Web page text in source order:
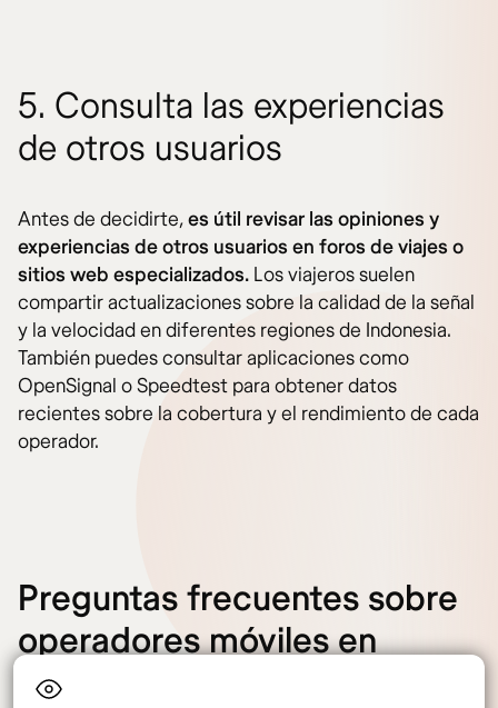
5. Consulta las experiencias
de otros usuarios
Antes de decidirte,es útil revisar las opiniones y
experiencias de otros usuarios en foros de viajes o
sitios web especializados. Los viajeros suelen
compartir actualizaciones sobre la calidad de la señal
y la velocidad en diferentes regiones de Indonesia.
También puedes consultar aplicaciones como
OpenSignal o Speedtest para obtener datos
recientes sobre la cobertura y el rendimiento de cada
operador.
Preguntas frecuentes sobre
operadores móviles en
Indonesia